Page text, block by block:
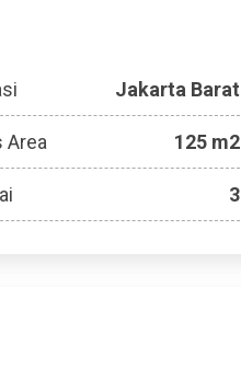
Jakarta Barat
Area 125 m2
3